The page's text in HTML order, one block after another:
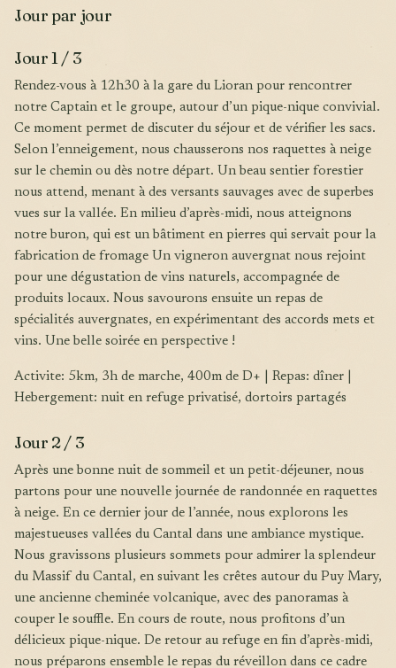
Jour par jour
Jour 1 / 3
Rendez-vous à 12h30 à la gare du Lioran pour rencontrer
notre Captain et le groupe, autour d’un pique-nique convivial.
Ce moment permet de discuter du séjour et de vérifier les sacs.
Selon l’enneigement, nous chausserons nos raquettes à neige
sur le chemin ou dès notre départ. Un beau sentier forestier
nous attend, menant à des versants sauvages avec de superbes
vues sur la vallée. En milieu d’après-midi, nous atteignons
notre buron, qui est un bâtiment en pierres qui servait pour la
fabrication de fromage Un vigneron auvergnat nous rejoint
pour une dégustation de vins naturels, accompagnée de
produits locaux. Nous savourons ensuite un repas de
spécialités auvergnates, en expérimentant des accords mets et
vins. Une belle soirée en perspective !
Activite: 5km, 3h de marche, 400m de D+ | Repas: dîner |
Hebergement: nuit en refuge privatisé, dortoirs partagés
Jour 2 / 3
Après une bonne nuit de sommeil et un petit-déjeuner, nous
partons pour une nouvelle journée de randonnée en raquettes
à neige. En ce dernier jour de l’année, nous explorons les
majestueuses vallées du Cantal dans une ambiance mystique.
Nous gravissons plusieurs sommets pour admirer la splendeur
du Massif du Cantal, en suivant les crêtes autour du Puy Mary,
une ancienne cheminée volcanique, avec des panoramas à
couper le souffle. En cours de route, nous profitons d’un
délicieux pique-nique. De retour au refuge en fin d’après-midi,
nous préparons ensemble le repas du réveillon dans ce cadre